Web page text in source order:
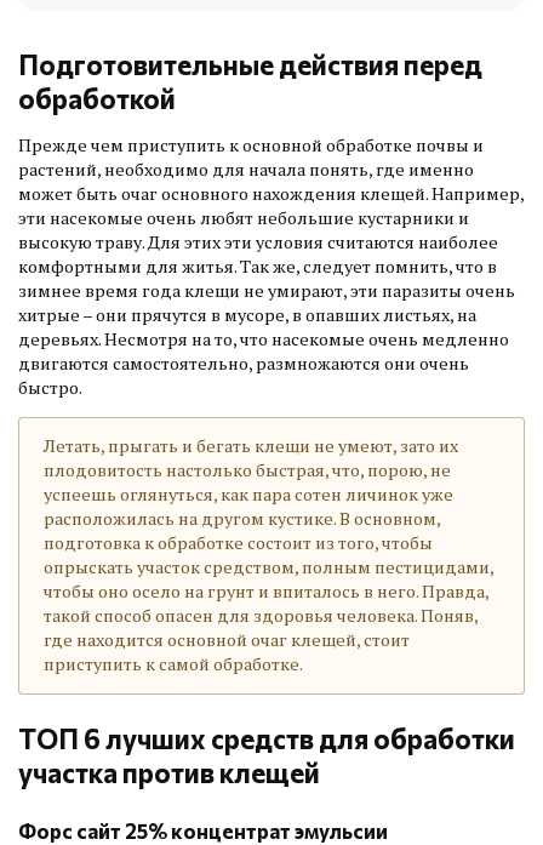
Подготовительные действия перед
обработкой
Прежде чем приступить к основной обработке почвы и
растений, необходимо для начала понять, где именно
может быть очаг основного нахождения клещей. Например,
эти насекомые очень любят небольшие кустарники и
высокую траву. Для этих эти условия считаются наиболее
комфортными для житья. Так же, следует помнить, что в
зимнее время года клещи не умирают, эти паразиты очень
хитрые – они прячутся в мусоре, в опавших листьях, на
деревьях. Несмотря на то, что насекомые очень медленно
двигаются самостоятельно, размножаются они очень
быстро.
Летать, прыгать и бегать клещи не умеют, зато их
плодовитость настолько быстрая, что, порою, не
успеешь оглянуться, как пара сотен личинок уже
расположилась на другом кустике. В основном,
подготовка к обработке состоит из того, чтобы
опрыскать участок средством, полным пестицидами,
чтобы оно осело на грунт и впиталось в него. Правда,
такой способ опасен для здоровья человека. Поняв,
где находится основной очаг клещей, стоит
приступить к самой обработке.
ТОП 6 лучших средств для обработки
участка против клещей
Форс сайт 25% концентрат эмульсии